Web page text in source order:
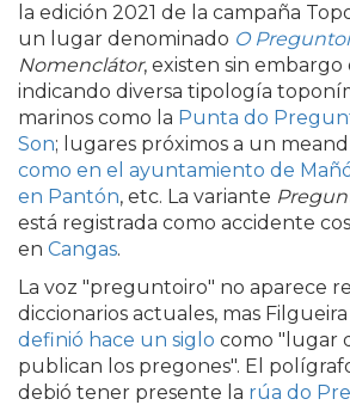
la edición 2021 de la campaña
un lugar denominado O
Nomenclátor, existen sin embargo
indicando diversa tipología
marinos como la Punta do
Son; lugares próximos a un
como en el ayuntamiento de
en Pantón, etc. La variante
está registrada como accidente
en Cangas.
La voz "preguntoiro" no aparece
diccionarios actuales, mas
definió hace un siglo como "lugar
publican los pregones". El
debió tener presente la rúa do